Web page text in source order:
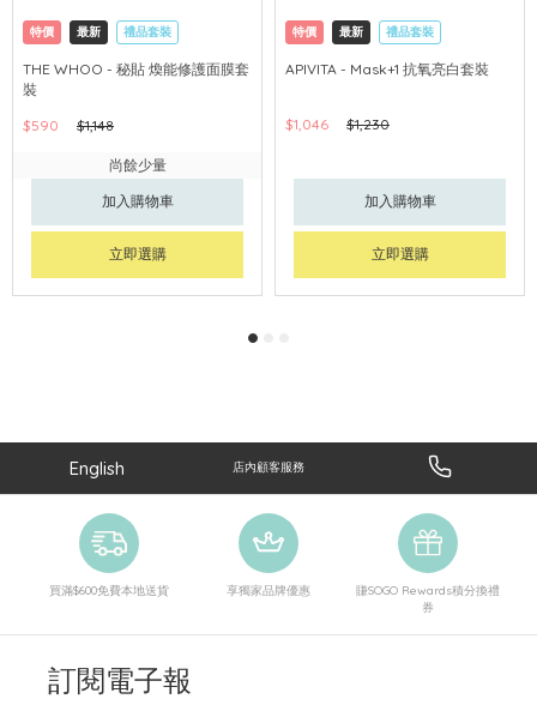
特價 最新 禮品套裝
網購店取 可中國內地配送
THE WHOO - 秘貼 煥能修護面膜套
裝
$590
$1,148
尚餘少量
加入購物車
立即選購
特價 最新 禮品套裝
網購店取 可中國內地配送
APIVITA - Mask+1 抗氧亮白套裝
$1,046 $1,230
加入購物車
立即選購
English 店內顧客服務
買滿$600免費本地送貨 享獨家品牌優惠
賺SOGO Rewards積分換禮
券
訂閱電子報